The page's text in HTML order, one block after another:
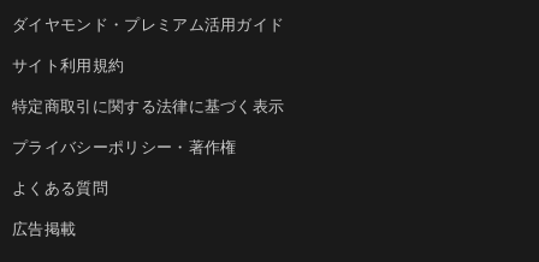
ダイヤモンド・プレミアム活用ガイド
サイト利用規約
特定商取引に関する法律に基づく表示
プライバシーポリシー・著作権
よくある質問
広告掲載